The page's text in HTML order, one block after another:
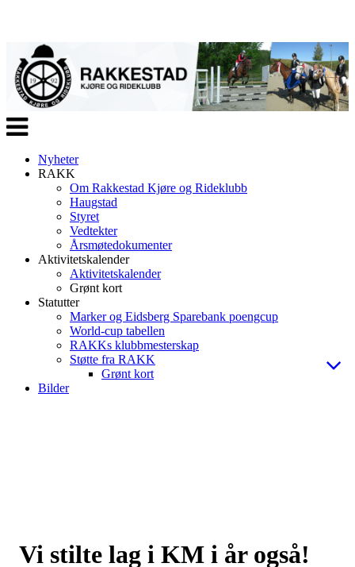
Veksle
navigasjon
Nyheter
RAKK
Om Rakkestad Kjøre og Rideklubb
Haugstad
Styret
Vedtekter
Årsmøtedokumenter
Aktivitetskalender
Aktivitetskalender
Grønt kort
Statutter
Marker og Eidsberg Sparebank poengcup
World-cup tabellen
RAKKs klubbmesterskap
Støtte fra RAKK
Grønt kort
Bilder
Vi stilte lag i KM i år også!